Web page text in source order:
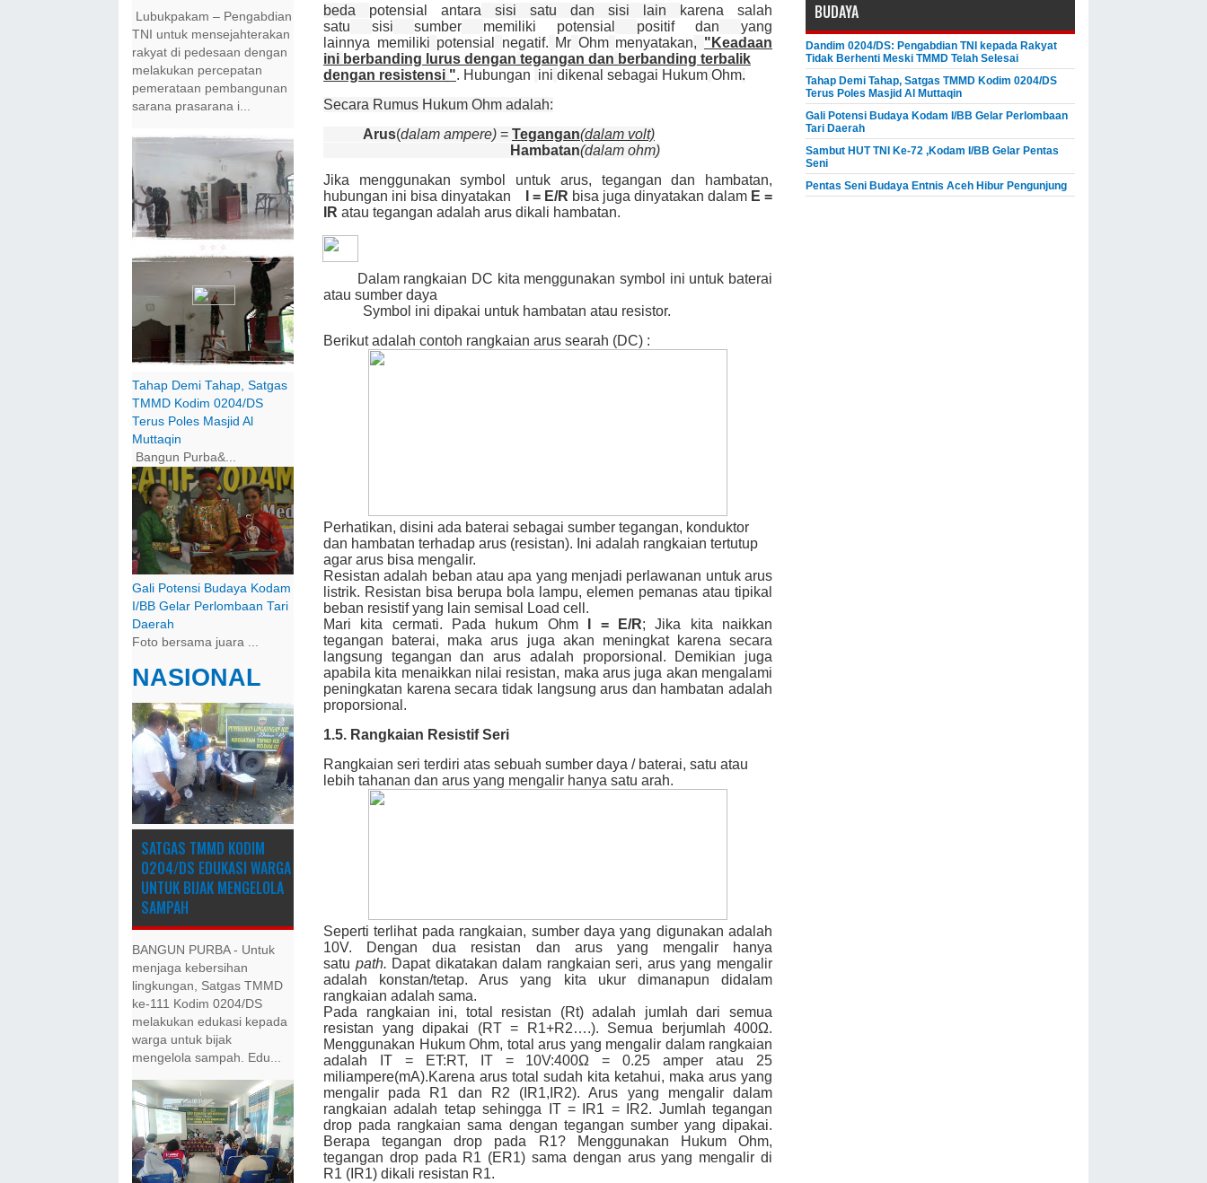
Lubukpakam – Pengabdian
TNI untuk mensejahterakan
rakyat di pedesaan dengan
melakukan percepatan
pemerataan pembangunan
sarana prasarana i...
Tahap Demi Tahap, Satgas
TMMD Kodim 0204/DS
Terus Poles Masjid Al
Muttaqin
Bangun Purba&...
Gali Potensi Budaya Kodam
I/BB Gelar Perlombaan Tari
Daerah
Foto bersama juara ...
NASIONAL
SATGAS TMMD KODIM
0204/DS EDUKASI WARGA
UNTUK BIJAK MENGELOLA
SAMPAH
BANGUN PURBA - Untuk
menjaga kebersihan
lingkungan, Satgas TMMD
ke-111 Kodim 0204/DS
melakukan edukasi kepada
warga untuk bijak
mengelola sampah. Edu...
beda potensial antara sisi satu dan sisi lain
karena salah
satu
sisi sumber memiliki potensial positif dan
yang
lainnya memiliki potensial negatif. Mr Ohm menyatakan, "Keadaan
ini berbanding lurus dengan tegangan dan berbanding terbalik
dengan resistensi ". Hubungan ini dikenal sebagai Hukum Ohm.
Secara Rumus Hukum Ohm adalah:
Arus(dalam ampere) = Tegangan(dalam volt)
Hambatan(dalam ohm)
Jika menggunakan symbol untuk arus, tegangan dan hambatan,
hubungan ini bisa dinyatakan
I = E/R bisa juga dinyatakan dalam E =
IR atau tegangan adalah arus dikali hambatan.
Dalam rangkaian DC kita menggunakan symbol ini untuk baterai
atau sumber daya
Symbol ini dipakai untuk hambatan atau resistor.
Berikut adalah contoh rangkaian arus searah (DC) :
Perhatikan, disini ada baterai sebagai sumber tegangan, konduktor
dan hambatan terhadap arus (resistan). Ini adalah rangkaian tertutup
agar arus bisa mengalir.
Resistan adalah beban atau apa yang menjadi perlawanan untuk arus
listrik. Resistan bisa berupa bola lampu, elemen pemanas atau tipikal
beban resistif yang lain semisal Load cell.
Mari kita cermati. Pada hukum Ohm
I = E/R; Jika kita naikkan
tegangan baterai, maka arus juga akan meningkat karena secara
langsung tegangan dan arus adalah proporsional. Demikian juga
apabila kita menaikkan nilai resistan, maka arus juga akan mengalami
peningkatan karena secara tidak langsung arus dan hambatan adalah
proporsional.
1.5. Rangkaian Resistif Seri
Rangkaian seri terdiri atas sebuah sumber daya / baterai, satu atau
lebih tahanan dan arus yang mengalir hanya satu arah.
Seperti terlihat pada rangkaian, sumber daya yang digunakan adalah
10V. Dengan dua resistan dan arus yang mengalir hanya
satu path. Dapat dikatakan dalam rangkaian seri, arus yang mengalir
adalah konstan/tetap. Arus yang kita ukur dimanapun didalam
rangkaian adalah sama.
Pada rangkaian ini, total resistan (Rt) adalah jumlah dari semua
resistan yang dipakai (RT = R1+R2….). Semua berjumlah 400Ω.
Menggunakan Hukum Ohm, total arus yang mengalir dalam rangkaian
adalah IT = ET:RT, IT = 10V:400Ω = 0.25 amper atau 25
miliampere(mA).Karena arus total sudah kita ketahui, maka arus yang
mengalir pada R1 dan R2 (IR1,IR2). Arus yang mengalir dalam
rangkaian adalah tetap sehingga IT = IR1 = IR2. Jumlah tegangan
drop pada rangkaian sama dengan tegangan sumber yang dipakai.
Berapa tegangan drop pada R1? Menggunakan Hukum Ohm,
tegangan drop pada R1 (ER1) sama dengan arus yang mengalir di
R1 (IR1) dikali resistan R1.
BUDAYA
Dandim 0204/DS: Pengabdian TNI kepada Rakyat
Tidak Berhenti Meski ​TMMD Telah Selesai
Tahap Demi Tahap, Satgas TMMD Kodim 0204/DS
Terus Poles Masjid Al Muttaqin
Gali Potensi Budaya Kodam I/BB Gelar Perlombaan
Tari Daerah
Sambut HUT TNI Ke-72 ,Kodam I/BB Gelar Pentas
Seni
Pentas Seni Budaya Entnis Aceh Hibur Pengunjung